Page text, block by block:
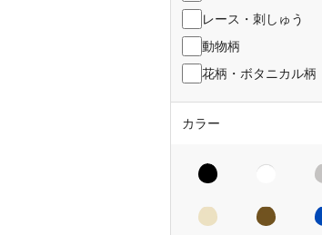
レース・刺しゅう
動物柄
花柄・ボタニカル柄
カラー